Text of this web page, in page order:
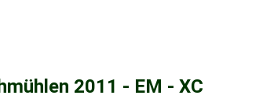
2011 - EM - XC